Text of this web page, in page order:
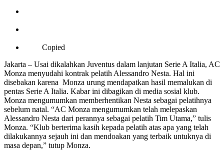
Copied
Jakarta – Usai dikalahkan Juventus dalam lanjutan Serie A Italia, AC
Monza menyudahi kontrak pelatih Alessandro Nesta. Hal ini
disebakan karena Monza urung mendapatkan hasil memalukan di
pentas Serie A Italia. Kabar ini dibagikan di media sosial klub.
Monza mengumumkan memberhentikan Nesta sebagai pelatihnya
sebelum natal. “AC Monza mengumumkan telah melepaskan
Alessandro Nesta dari perannya sebagai pelatih Tim Utama,” tulis
Monza. “Klub berterima kasih kepada pelatih atas apa yang telah
dilakukannya sejauh ini dan mendoakan yang terbaik untuknya di
masa depan,” tutup Monza.